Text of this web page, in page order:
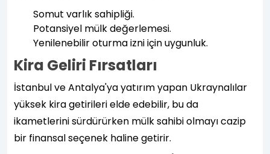
Somut varlık sahipliği.
Potansiyel mülk değerlemesi.
Yenilenebilir oturma izni için uygunluk.
Kira Geliri Fırsatları
İstanbul ve Antalya'ya yatırım yapan Ukraynalılar
yüksek kira getirileri elde edebilir, bu da
ikametlerini sürdürürken mülk sahibi olmayı cazip
bir finansal seçenek haline getirir.